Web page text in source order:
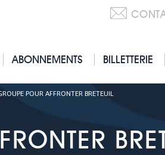
ABONNEMENTS
BILLETTERIE
POUR AFFRONTER BRETEUIL